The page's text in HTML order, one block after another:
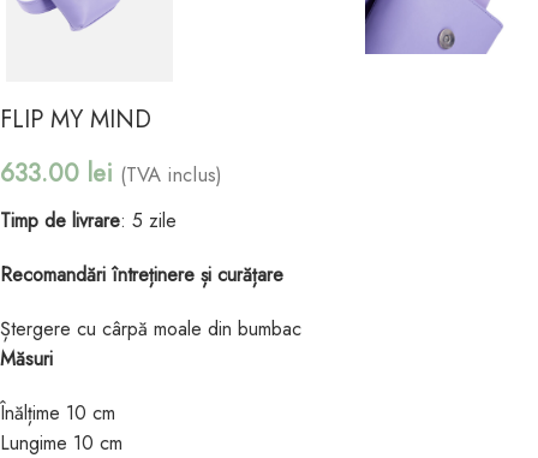
FLIP MY MIND
633.00 lei (TVA inclus)
Timp de livrare: 5 zile
Recomandări întreținere și curățare
Ștergere cu cârpă moale din bumbac
Măsuri
Înălțime 10 cm
Lungime 10 cm